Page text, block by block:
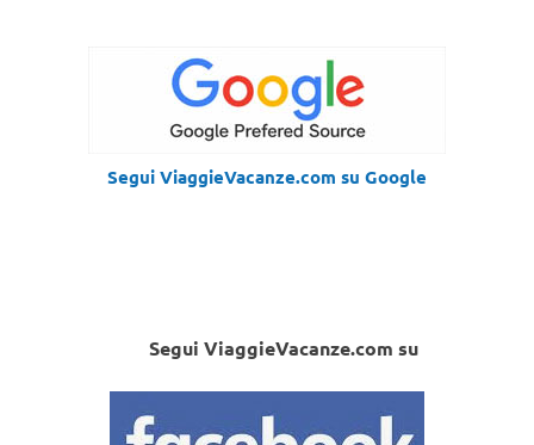
Segui ViaggieVacanze.com su Google
Segui ViaggieVacanze.com su